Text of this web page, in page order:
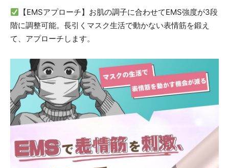
【EMSアプローチ】お肌の調子に合わせてEMS強度が3段
階に調整可能。長引くマスク生活で動かない表情筋を鍛え
て、アプローチします。